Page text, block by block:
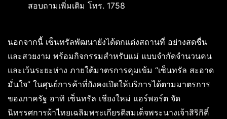
สอบถามเพิ่มเติม โทร. 1758
นอกจากนี้ เซ็นทรัลพัฒนายังได้ตกแต่งสถานที่ อย่างสดชื่น
และสวยงาม พร้อมกิจกรรมสำหรับแม่ แบบจำกัดจำนวนคน
และเว้นระยะห่าง ภายใต้มาตรการคุมเข้ม “เซ็นทรัล สะอาด
มั่นใจ” ในศุนย์การค้าที่ยังคงเปิดให้บริการได้ตามมาตรการ
ของภาครัฐ อาทิ เซ็นทรัล เชียงใหม่ แอร์พอร์ต จัด
นิทรรศการผ้าไทยเฉลิมพระเกียรติสมเด็จพระนางเจ้าสิริกิติ์